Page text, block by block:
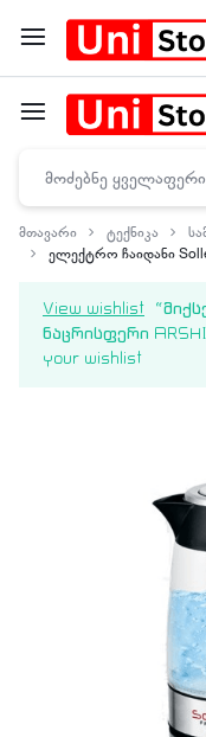
მთავარი ტექნიკა
ელექტრო ჩაიდანი
View wishlist
ნაცრისფერი
your wishlist